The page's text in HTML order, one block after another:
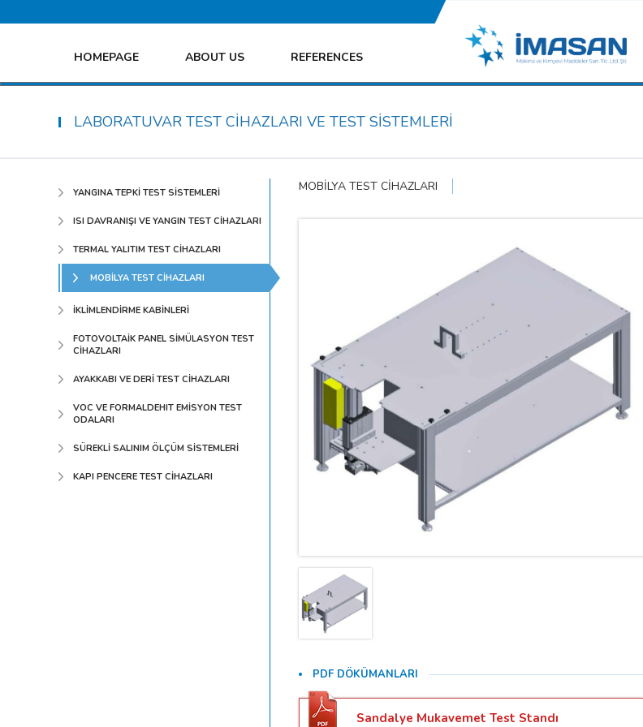
HOMEPAGE ABOUT US REFERENCES
LABORATUVAR TEST CİHAZLARI VE TEST SİSTEMLERİ
YANGINA TEPKİ TEST SİSTEMLERİ
ISI DAVRANIŞI VE YANGIN TEST CİHAZLARI
TERMAL YALITIM TEST CİHAZLARI
MOBİLYA TEST CİHAZLARI
İKLİMLENDİRME KABİNLERİ
FOTOVOLTAİK PANEL SİMÜLASYON TEST
CİHAZLARI
AYAKKABI VE DERİ TEST CİHAZLARI
VOC VE FORMALDEHIT EMİSYON TEST
ODALARI
SÜREKLİ SALINIM ÖLÇÜM SİSTEMLERİ
KAPI PENCERE TEST CİHAZLARI
MOBİLYA TEST CİHAZLARI
PDF DÖKÜMANLARI
Sandalye Mukavemet Test Standı